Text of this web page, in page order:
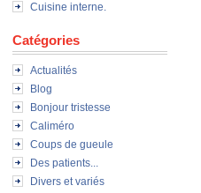
Cuisine interne.
Catégories
Actualités
Blog
Bonjour tristesse
Caliméro
Coups de gueule
Des patients...
Divers et variés